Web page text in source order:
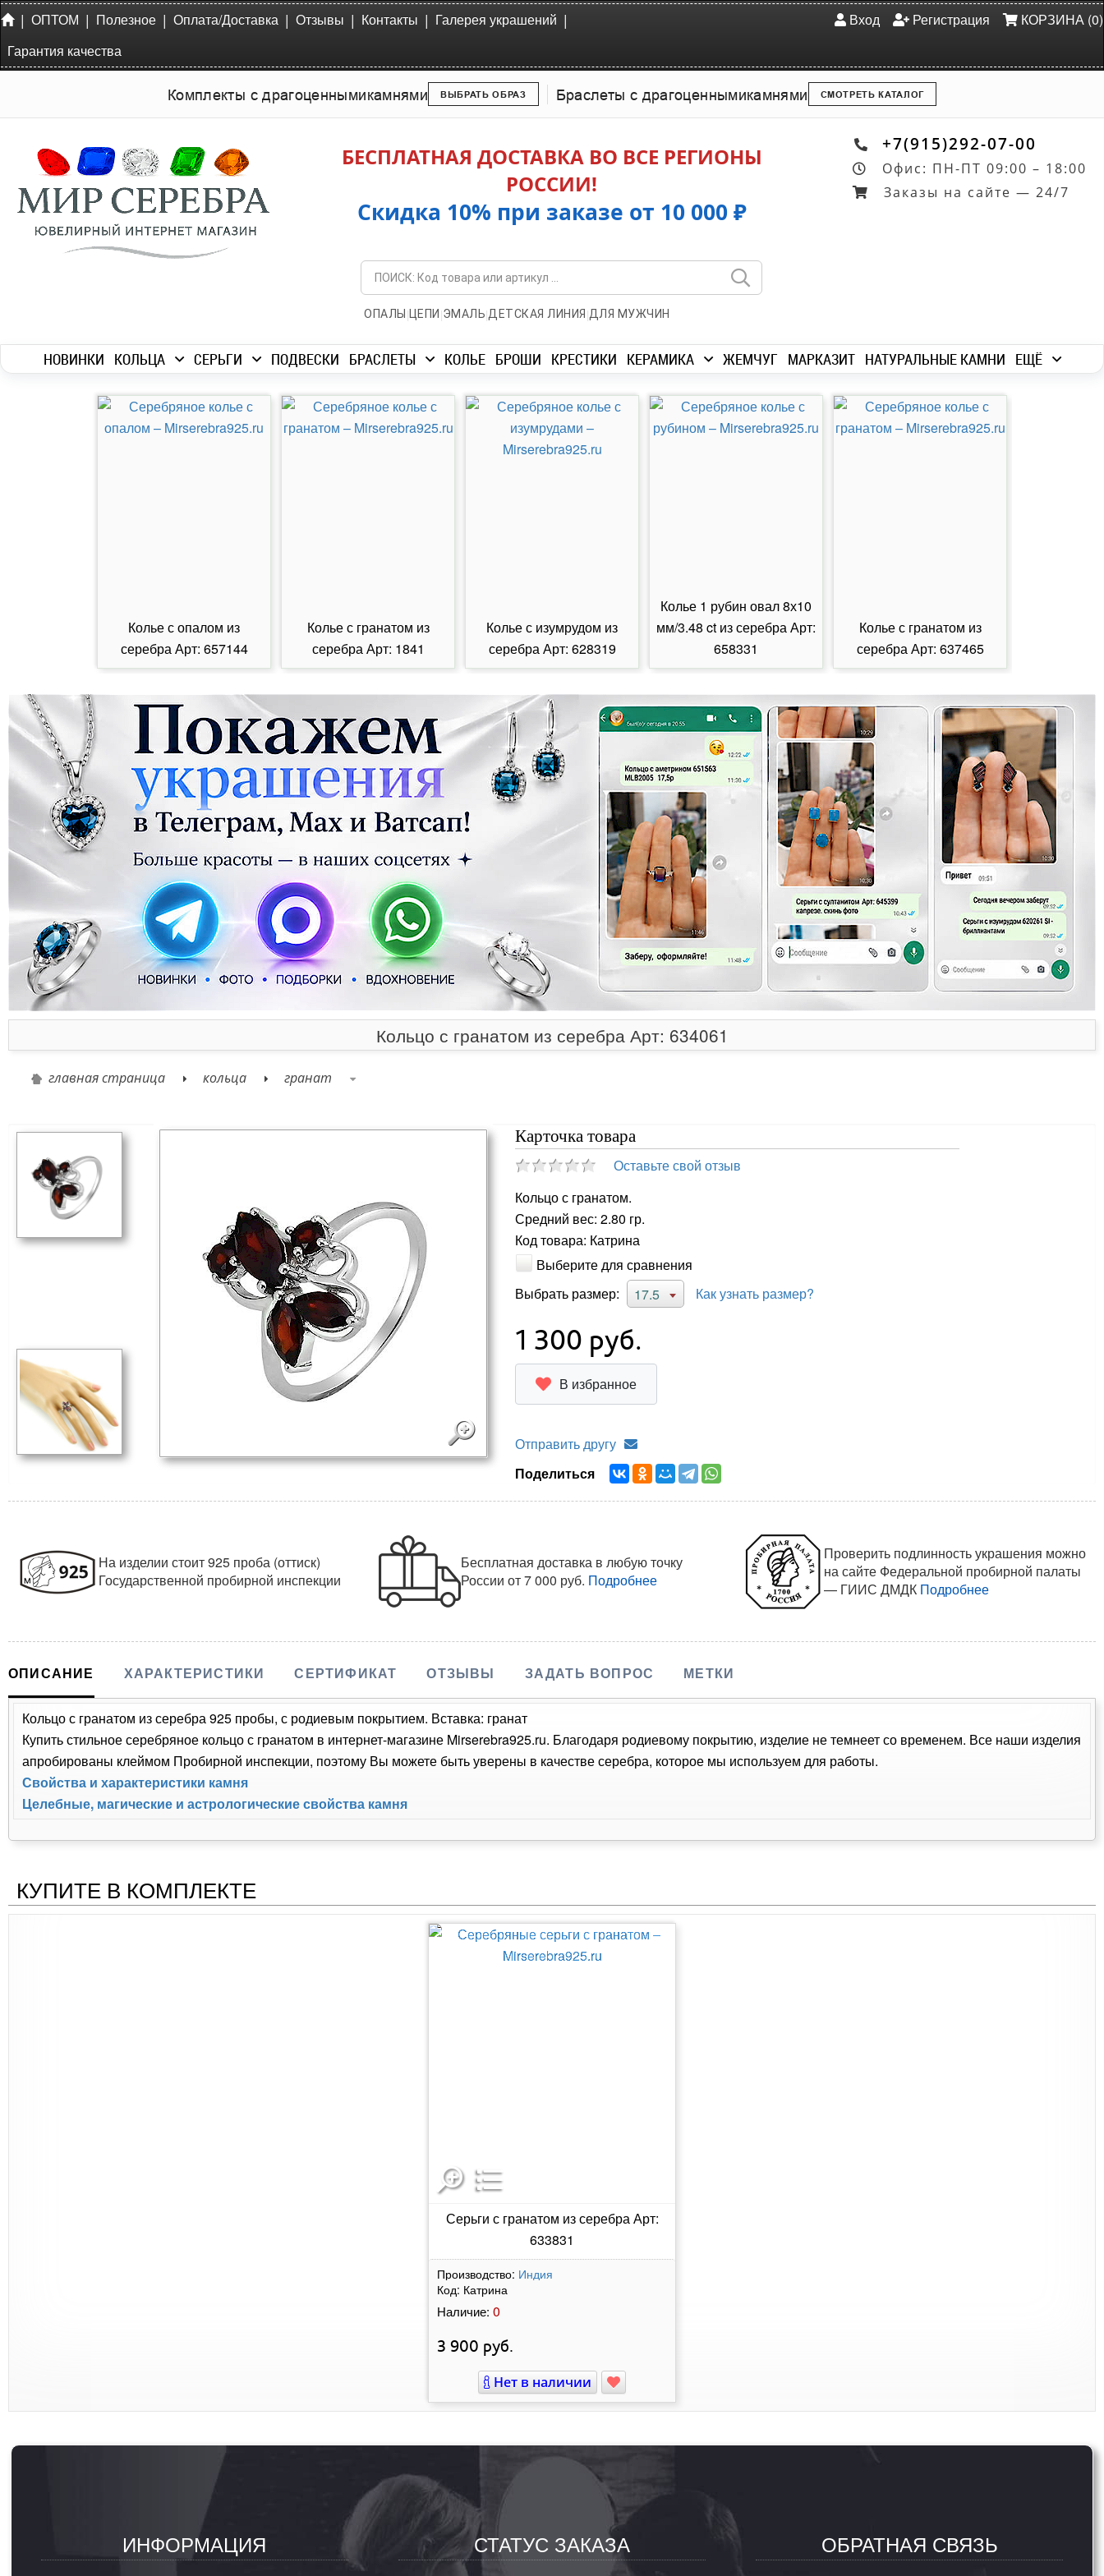
| ОПТОМ | Полезное | Оплата/Доставка | Отзывы | Контакты | Галерея украшений |
Гарантия качества
Вход Регистрация КОРЗИНА (0)
Комплекты с драгоценнымикамнями ВЫБРАТЬ ОБРАЗ Браслеты с драгоценнымикамнями СМОТРЕТЬ КАТАЛОГ
БЕСПЛАТНАЯ ДОСТАВКА ВО ВСЕ РЕГИОНЫ
РОССИИ!
Скидка 10% при заказе от 10 000 ₽
ОПАЛЫ | ЦЕПИ |ЭМАЛЬ|ДЕТСКАЯ ЛИНИЯ |ДЛЯ МУЖЧИН
+7(915)292-07-00
Офис: ПН-ПТ 09:00 – 18:00
Заказы на сайте — 24/7
НОВИНКИ КОЛЬЦА СЕРЬГИ ПОДВЕСКИ БРАСЛЕТЫ КОЛЬЕ БРОШИ КРЕСТИКИ КЕРАМИКА ЖЕМЧУГ МАРКАЗИТ НАТУРАЛЬНЫЕ КАМНИ ЕЩЁ
Колье с опалом из
серебра Арт: 657144
Колье с гранатом из
серебра Арт: 1841
Колье с изумрудом из
серебра Арт: 628319
Колье 1 рубин овал 8х10
мм/3.48 ct из серебра Арт:
658331
Колье с гранатом из
серебра Арт: 637465
Кольцо с гранатом из серебра Арт: 634061
главная страница кольца гранат
Карточка товара
Оставьте свой отзыв
Кольцо с гранатом.
Средний вес: 2.80 гр.
Код товара: Катрина
Выберите для сравнения
Выбрать размер:
17.5 Как узнать размер?
1 300 руб.
В избранное
Отправить другу
Поделиться
На изделии стоит 925 проба (оттиск)
Государственной пробирной инспекции
Бесплатная доставка в любую точку
Россииот 7 000 руб. Подробнее
Проверить подлинность украшения можно
на сайте Федеральной пробирной палаты
— ГИИС ДМДК Подробнее
ОПИСАНИЕ ХАРАКТЕРИСТИКИ СЕРТИФИКАТ ОТЗЫВЫ ЗАДАТЬ ВОПРОС МЕТКИ
Кольцо с гранатом из серебра 925 пробы, с родиевым покрытием. Вставка: гранат
Купить стильное серебряное кольцо с гранатом в интернет-магазине Mirserebra925.ru. Благодаря родиевому покрытию, изделие не темнеет со временем. Все наши изделия
апробированы клеймом Пробирной инспекции, поэтому Вы можете быть уверены в качестве серебра, которое мы используем для работы.
Свойства и характеристики камня
Целебные, магические и астрологические свойства камня
КУПИТЕ В КОМПЛЕКТЕ
Серьги с гранатом из серебра Арт:
633831
Производство: Индия
Код: Катрина
Наличие: 0
3 900 руб.
Нет в наличии
ИНФОРМАЦИЯ СТАТУС ЗАКАЗА ОБРАТНАЯ СВЯЗЬ